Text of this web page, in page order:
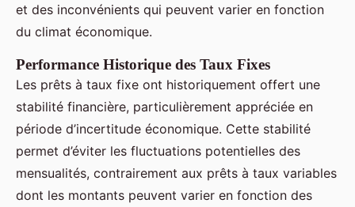
et des inconvénients qui peuvent varier en fonction
du climat économique.
Performance Historique des Taux Fixes
Les prêts à taux fixe ont historiquement offert une
stabilité financière, particulièrement appréciée en
période d’incertitude économique. Cette stabilité
permet d’éviter les fluctuations potentielles des
mensualités, contrairement aux prêts à taux variables
dont les montants peuvent varier en fonction des